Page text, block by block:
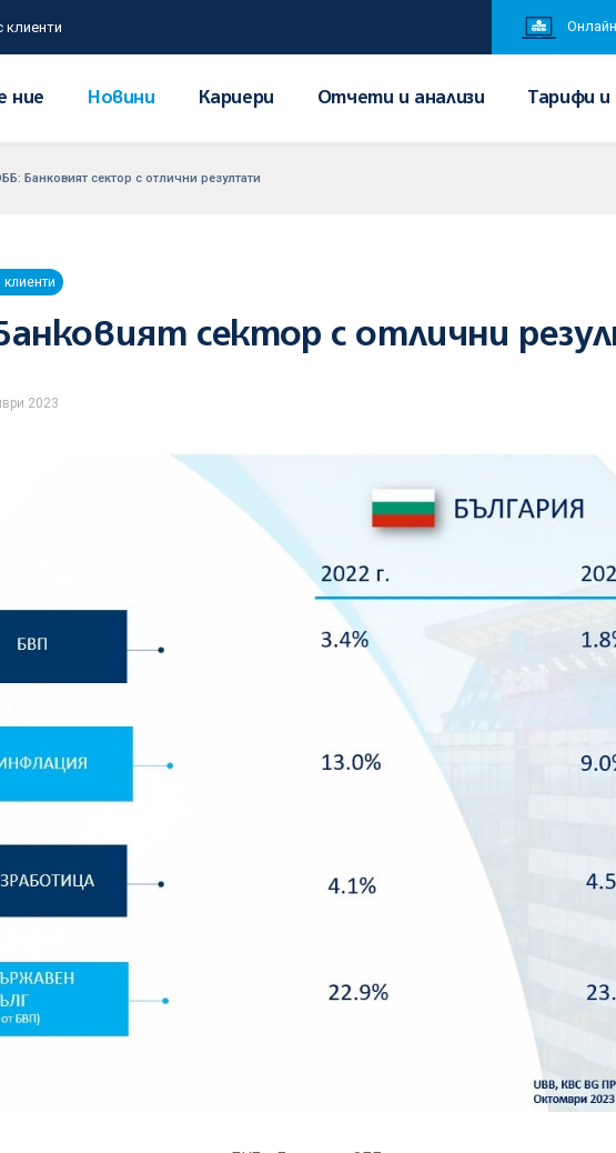
клиенти
ние Новини Кариери Отчети и анализи Тарифи
Банковият сектор с отлични резултати
сектор с отлични
2023